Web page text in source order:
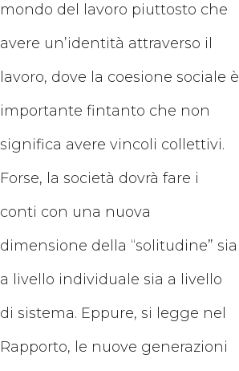
mondo del lavoro piuttosto che
avere un’identità attraverso il
lavoro, dove la coesione sociale è
importante fintanto che non
significa avere vincoli collettivi.
Forse, la società dovrà fare i
conti con una nuova
dimensione della “solitudine” sia
a livello individuale sia a livello
di sistema. Eppure, si legge nel
Rapporto, le nuove generazioni